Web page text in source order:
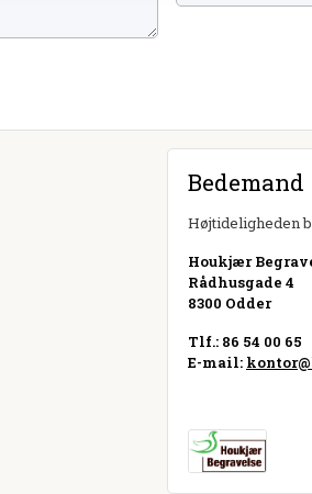
Bedemand
Højtideligheden
Houkjær
Rådhusgade 4
8300 Odder
Tlf.: 86 54 00 65
E-mail: